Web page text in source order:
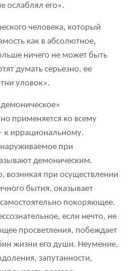
ослаблял его».
человека, который
как в абсолютное,
ничего не может быть
думать серьезно, ее
уловок».
применяется ко всему
иррациональному.
при
демоническим.
возникая при осуществлении
бытия, оказывает
покоряющее.
если нечто, не
просветления, побеждает
жизни его души. Неумение,
запутанности,